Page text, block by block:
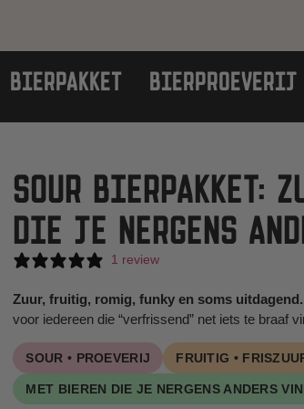
BIERPAKKET BIERPROEVERIJ
SOUR BIERPAKKET:
DIE JE NERGENS
1 review
Zuur, fruitig, romig, funky en soms uitdagend.
voor iedereen die “verfrissend” net iets te braaf
SOUR • PROEVERIJ FRUITIG •
MET BIEREN DIE JE NERGENS ANDERS